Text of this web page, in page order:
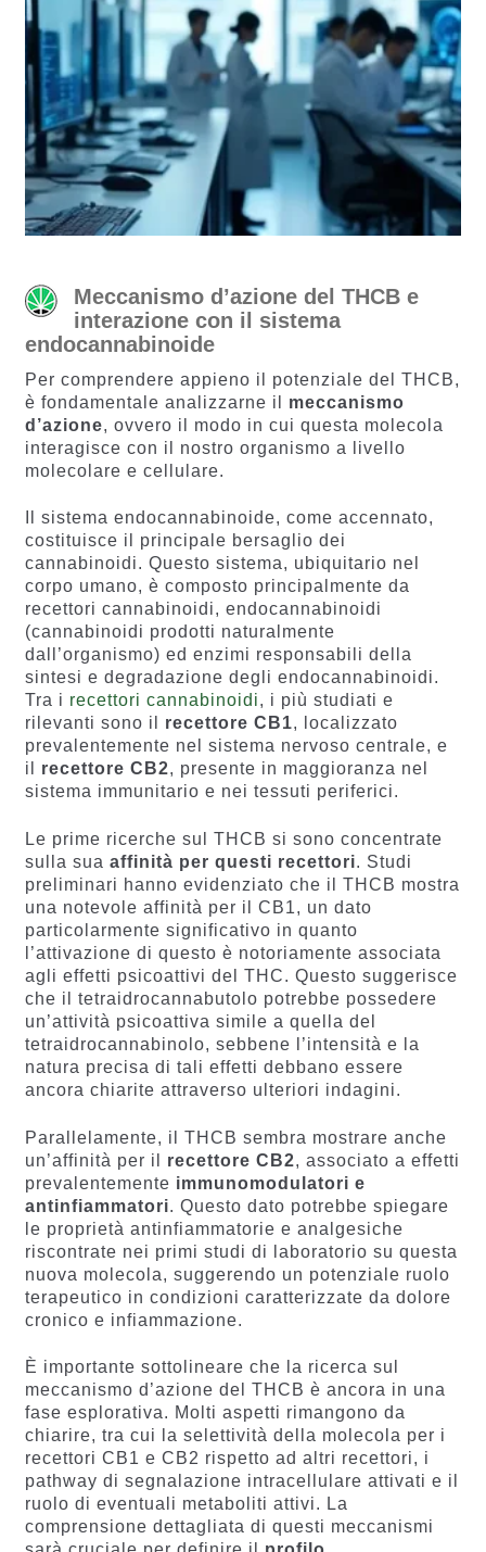
Meccanismo d’azione del THCB e
interazione con il sistema
endocannabinoide
Per comprendere appieno il potenziale del THCB,
è fondamentale analizzarne il meccanismo
d’azione, ovvero il modo in cui questa molecola
interagisce con il nostro organismo a livello
molecolare e cellulare.
Il sistema endocannabinoide, come accennato,
costituisce il principale bersaglio dei
cannabinoidi. Questo sistema, ubiquitario nel
corpo umano, è composto principalmente da
recettori cannabinoidi, endocannabinoidi
(cannabinoidi prodotti naturalmente
dall’organismo) ed enzimi responsabili della
sintesi e degradazione degli endocannabinoidi.
Tra i recettori cannabinoidi, i più studiati e
rilevanti sono il recettore CB1, localizzato
prevalentemente nel sistema nervoso centrale, e
il recettore CB2, presente in maggioranza nel
sistema immunitario e nei tessuti periferici.
Le prime ricerche sul THCB si sono concentrate
sulla sua affinità per questi recettori. Studi
preliminari hanno evidenziato che il THCB mostra
una notevole affinità per il CB1, un dato
particolarmente significativo in quanto
l’attivazione di questo è notoriamente associata
agli effetti psicoattivi del THC. Questo suggerisce
che il tetraidrocannabutolo potrebbe possedere
un’attività psicoattiva simile a quella del
tetraidrocannabinolo, sebbene l’intensità e la
natura precisa di tali effetti debbano essere
ancora chiarite attraverso ulteriori indagini.
Parallelamente, il THCB sembra mostrare anche
un’affinità per il recettore CB2, associato a effetti
prevalentemente immunomodulatori e
antinfiammatori. Questo dato potrebbe spiegare
le proprietà antinfiammatorie e analgesiche
riscontrate nei primi studi di laboratorio su questa
nuova molecola, suggerendo un potenziale ruolo
terapeutico in condizioni caratterizzate da dolore
cronico e infiammazione.
È importante sottolineare che la ricerca sul
meccanismo d’azione del THCB è ancora in una
fase esplorativa. Molti aspetti rimangono da
chiarire, tra cui la selettività della molecola per i
recettori CB1 e CB2 rispetto ad altri recettori, i
pathway di segnalazione intracellulare attivati e il
ruolo di eventuali metaboliti attivi. La
comprensione dettagliata di questi meccanismi